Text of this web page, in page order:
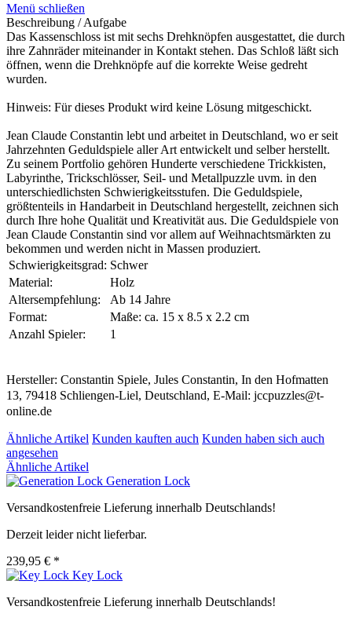
Menü schließen
Beschreibung / Aufgabe
Das Kassenschloss ist mit sechs Drehknöpfen ausgestattet, die durch
ihre Zahnräder miteinander in Kontakt stehen. Das Schloß läßt sich
öffnen, wenn die Drehknöpfe auf die korrekte Weise gedreht
wurden.
Hinweis: Für dieses Produkt wird keine Lösung mitgeschickt.
Jean Claude Constantin lebt und arbeitet in Deutschland, wo er seit
Jahrzehnten Geduldspiele aller Art entwickelt und selber herstellt.
Zu seinem Portfolio gehören Hunderte verschiedene Trickkisten,
Labyrinthe, Trickschlösser, Seil- und Metallpuzzle uvm. in den
unterschiedlichsten Schwierigkeitsstufen. Die Geduldspiele,
größtenteils in Handarbeit in Deutschland hergestellt, zeichnen sich
durch Ihre hohe Qualität und Kreativität aus. Die Geduldspiele von
Jean Claude Constantin sind vor allem auf Weihnachtsmärkten zu
bekommen und werden nicht in Massen produziert.
Schwierigkeitsgrad: Schwer
Material:
Holz
Altersempfehlung:
Ab 14 Jahre
Format:
Maße: ca. 15 x 8.5 x 2.2 cm
Anzahl Spieler:
1
Hersteller: Constantin Spiele, Jules Constantin, In den Hofmatten
13, 79418 Schliengen-Liel, Deutschland, E-Mail: jccpuzzles@t-
online.de
Ähnliche Artikel Kunden kauften auch Kunden haben sich auch
angesehen
Ähnliche Artikel
Generation Lock
Versandkostenfreie Lieferung innerhalb Deutschlands!
Derzeit leider nicht lieferbar.
239,95 € *
Key Lock
Versandkostenfreie Lieferung innerhalb Deutschlands!